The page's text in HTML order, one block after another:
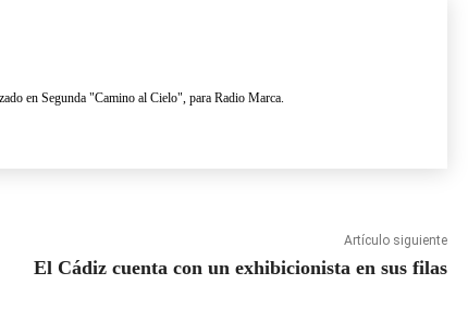
en Segunda "Camino al Cielo", para Radio Marca.
Artículo siguiente
El Cádiz cuenta con un exhibicionista en sus filas